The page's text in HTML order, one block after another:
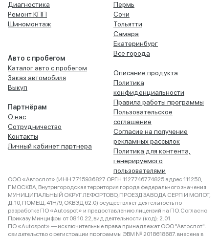
Диагностика
Ремонт КПП
Шиномонтаж
Авто с пробегом
Каталог авто с пробегом
Заказ автомобиля
Выкуп
Партнёрам
О нас
Сотрудничество
Контакты
Личный кабинет партнера
Пермь
Сочи
Тольятти
Самара
Екатеринбург
Все города
Описание продукта
Политика
конфиденциальности
Правила работы программы
Пользовательское
соглашение
Согласие на получение
рекламных рассылок
Политика для контента,
генерируемого
пользователями
ООО «Автоспот» (ИНН 7715936827 ОРГН 1127746774825 адрес 111250,
Г.МОСКВА, Внутригородская территория города федерального значения
МУНИЦИПАЛЬНЫЙ ОКРУГ ЛЕФОРТОВО, ПРОЕЗД ЗАВОДА СЕРП И МОЛОТ,
Д. 10, ПОМЕЩ. 41Н/9, ОКВЭД 62.0) осуществляет деятельность по
разработке ПО «Autospot» и предоставлению лицензий на ПО. Согласно
Приказу Минцифры от 08.10.22, вид деятельности (код): 2.01.
ПО «Autospot» — исключительные права принадлежат ООО "Автоспот":
свидетельство о регистрации программы ЭВМ № 2018618687, внесена в